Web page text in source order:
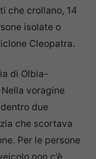
che crollano, 14
isolate o
Cleopatra.
di Olbia-
Nella voragine
due
che scortava
Per le persone